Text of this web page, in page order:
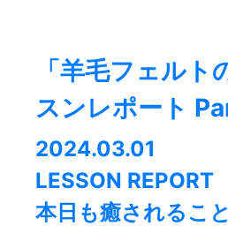
「羊毛フェルト
スンレポート
2024.03.01
LESSON REPORT
本日も癒されるこ